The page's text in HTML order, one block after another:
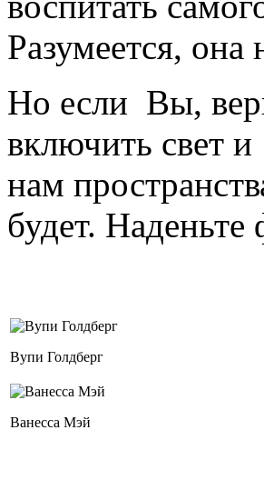
Разумеется, она
Но если Вы,
включить свет
нам
будет.
Вупи Голдберг
Ванесса Мэй